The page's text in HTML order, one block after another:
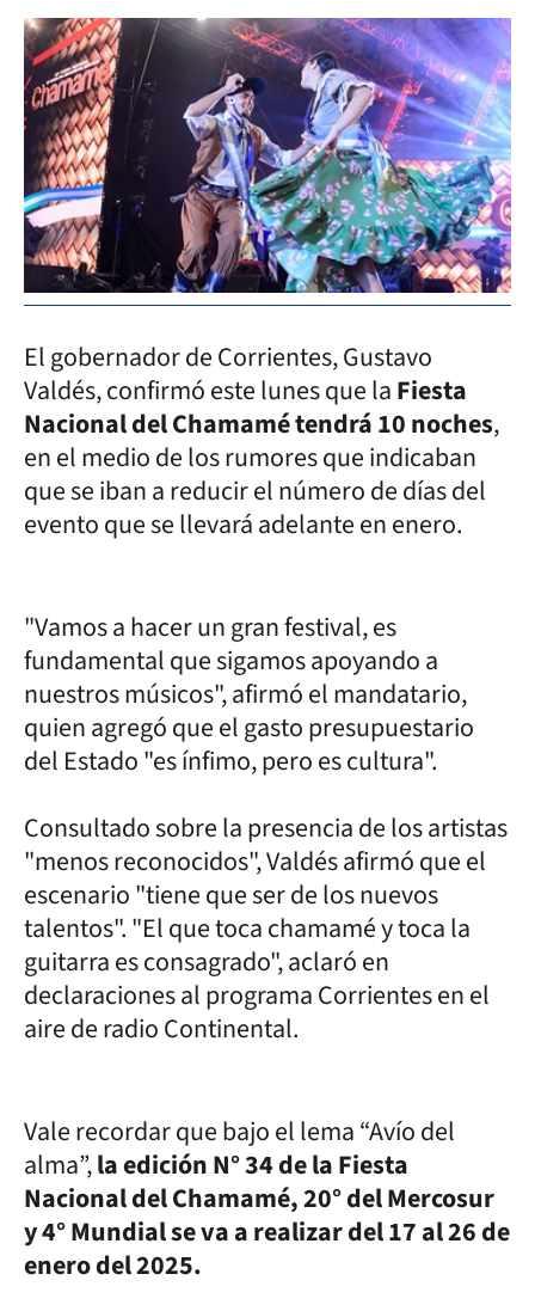
El gobernador de Corrientes, Gustavo
Valdés, confirmó este lunes que laFiesta
Nacional del Chamamé tendrá 10 noches,
en el medio de los rumores que indicaban
que se iban a reducir el número de días del
evento que se llevará adelante en enero.
"Vamos a hacer un gran festival, es
fundamental que sigamos apoyando a
nuestros músicos", afirmó el mandatario,
quien agregó que el gasto presupuestario
del Estado "es ínfimo, pero es cultura".
Consultado sobre la presencia de los artistas
"menos reconocidos", Valdés afirmó que el
escenario "tiene que ser de los nuevos
talentos". "El que toca chamamé y toca la
guitarra es consagrado", aclaró en
declaraciones al programa Corrientes en el
aire de radio Continental.
Vale recordar que bajo el lema “Avío del
alma”,la edición N° 34 de la Fiesta
Nacional del Chamamé, 20° del Mercosur
y 4° Mundial se va a realizar del 17 al 26 de
enero del 2025.